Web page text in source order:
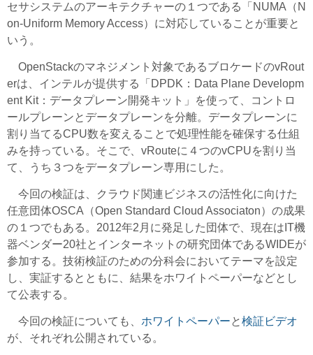
セサシステムのアーキテクチャーの１つである「NUMA（N
on-Uniform Memory Access）に対応していることが重要と
いう。
OpenStackのマネジメント対象であるブロケードのvRout
erは、インテルが提供する「DPDK：Data Plane Developm
ent Kit：データプレーン開発キット」を使って、コントロ
ールプレーンとデータプレーンを分離。データプレーンに
割り当てるCPU数を変えることで処理性能を確保する仕組
みを持っている。そこで、vRouteに４つのvCPUを割り当
て、うち３つをデータプレーン専用にした。
今回の検証は、クラウド関連ビジネスの活性化に向けた
任意団体OSCA（Open Standard Cloud Associaton）の成果
の１つでもある。2012年2月に発足した団体で、現在はIT機
器ベンダー20社とインターネットの研究団体であるWIDEが
参加する。技術検証のための分科会においてテーマを設定
し、実証するとともに、結果をホワイトペーパーなどとし
て公表する。
今回の検証についても、 ホワイトペーパーと検証ビデオ
が、それぞれ公開されている。